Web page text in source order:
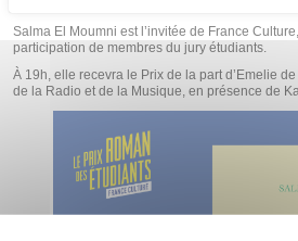
Salma El Moumni est l’invitée de France
participation de membres du jury étudiants.
À 19h, elle recevra le Prix de la part d’Emelie
de la Radio et de la Musique, en présence de